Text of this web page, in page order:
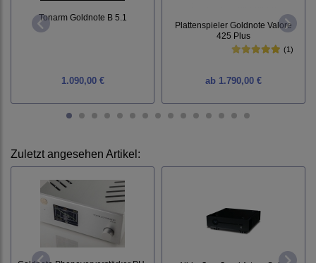
Tonarm Goldnote B 5.1
1.090,00 €
Plattenspieler Goldnote Valore
425 Plus
(1)
ab 1.790,00 €
Zuletzt angesehen Artikel: